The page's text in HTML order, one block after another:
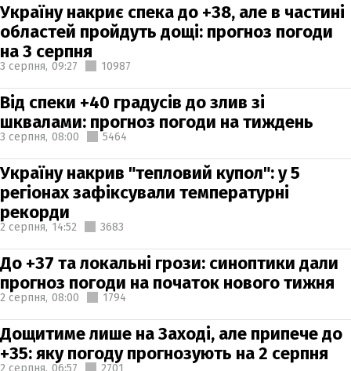
Україну накриє спека до +38, але в частині
областей пройдуть дощі: прогноз погоди
на 3 серпня
3 серпня, 09:27 10987
Від спеки +40 градусів до злив зі
шквалами: прогноз погоди на тиждень
3 серпня, 08:00 5464
Україну накрив "тепловий купол": у 5
регіонах зафіксували температурні
рекорди
2 серпня, 14:52 3683
До +37 та локальні грози: синоптики дали
прогноз погоди на початок нового тижня
2 серпня, 08:00 1794
Дощитиме лише на Заході, але припече до
+35: яку погоду прогнозують на 2 серпня
2 серпня, 06:57 2701